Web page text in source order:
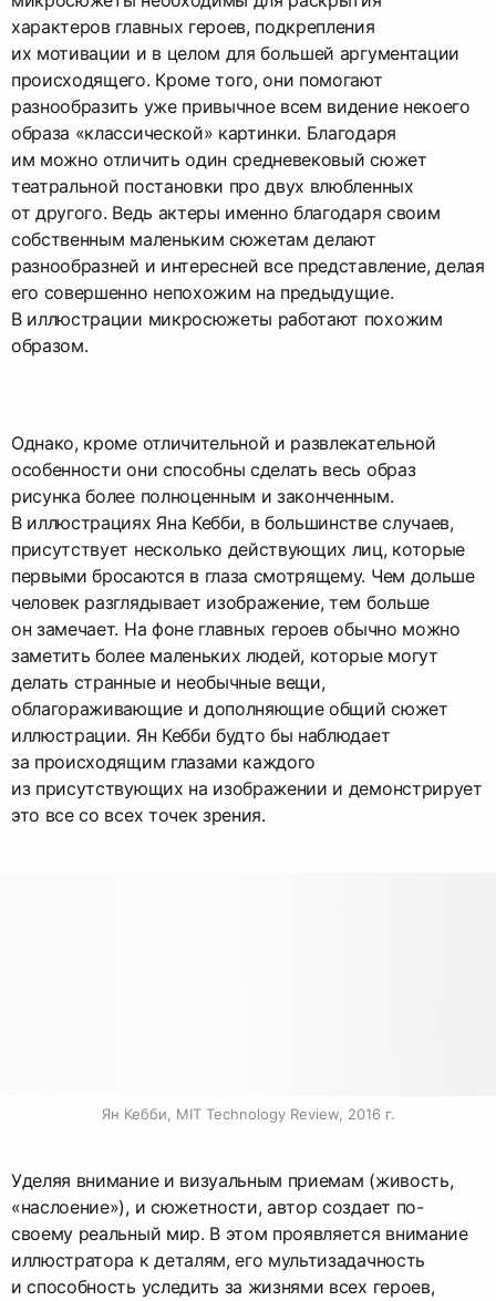
характеров главных героев, подкрепления
их мотивации и в целом для большей аргументации
происходящего. Кроме того, они помогают
разнообразить уже привычное всем видение некоего
образа «классической» картинки. Благодаря
им можно отличить один средневековый сюжет
театральной постановки про двух влюбленных
от другого. Ведь актеры именно благодаря своим
собственным маленьким сюжетам делают
разнообразней и интересней все представление, делая
его совершенно непохожим на предыдущие.
В иллюстрации микросюжеты работают похожим
образом.
Однако, кроме отличительной и развлекательной
особенности они способны сделать весь образ
рисунка более полноценным и законченным.
В иллюстрациях Яна Кебби, в большинстве случаев,
присутствует несколько действующих лиц, которые
первыми бросаются в глаза смотрящему. Чем дольше
человек разглядывает изображение, тем больше
он замечает. На фоне главных героев обычно можно
заметить более маленьких людей, которые могут
делать странные и необычные вещи,
облагораживающие и дополняющие общий сюжет
иллюстрации. Ян Кебби будто бы наблюдает
за происходящим глазами каждого
из присутствующих на изображении и демонстрирует
это все со всех точек зрения.
Ян Кебби, MIT Technology Review, 2016 г.
Уделяя внимание и визуальным приемам (живость,
«наслоение»), и сюжетности, автор создает по-
своему реальный мир. В этом проявляется внимание
иллюстратора к деталям, его мультизадачность
и способность уследить за жизнями всех героев,